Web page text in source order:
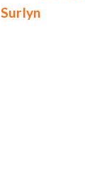
Surlyn